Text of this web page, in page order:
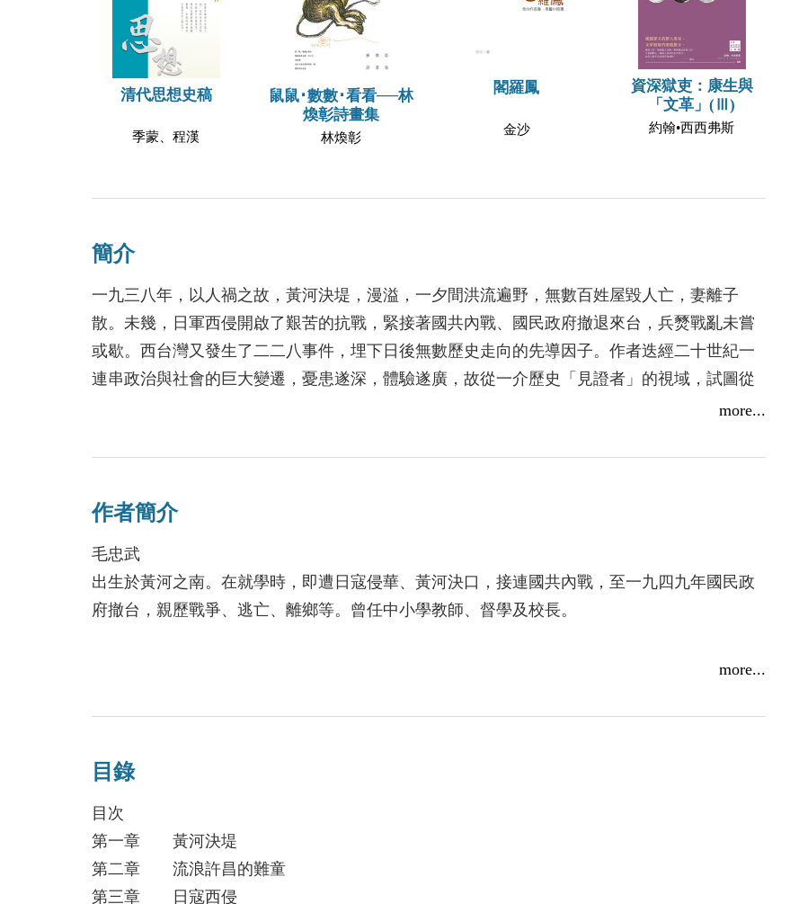
清代思想史稿
季蒙、程漢
鼠鼠･數數･看看──林
煥彰詩畫集
林煥彰
閣羅鳳
金沙
資深獄吏：康生與
「文革」(Ⅲ)
約翰•西西弗斯
簡介
一九三八年，以人禍之故，黃河決堤，漫溢，一夕間洪流遍野，無數百姓屋毀人亡，妻離子
散。未幾，日軍西侵開啟了艱苦的抗戰，緊接著國共內戰、國民政府撤退來台，兵燹戰亂未嘗
或歇。西台灣又發生了二二八事件，埋下日後無數歷史走向的先導因子。作者迭經二十世紀一
連串政治與社會的巨大變遷，憂患遂深，體驗遂廣，故從一介歷史「見證者」的視域，試圖從
more...
作者簡介
毛忠武
出生於黃河之南。在就學時，即遭日寇侵華、黃河決口，接連國共內戰，至一九四九年國民政
府撤台，親歷戰爭、逃亡、離鄉等。曾任中小學教師、督學及校長。
more...
目錄
目次
第一章 黃河決堤
第二章 流浪許昌的難童
第三章 日寇西侵